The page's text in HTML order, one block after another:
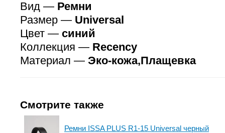
Вид — Ремни
Размер — Universal
Цвет — синий
Коллекция — Recency
Материал — Эко-кожа,Плащевка
Смотрите также
Ремни ISSA PLUS R1-15 Universal черный